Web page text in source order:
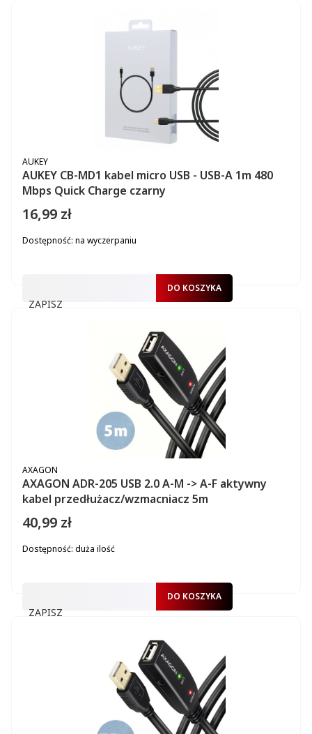
AUKEY CB-MD1 kabel micro USB - USB-A 1m 480
Mbps Quick Charge czarny
PRODUCENT
AUKEY
Cena
16,99 zł
Dostępność: na wyczerpaniu
ZAPISZ
DO KOSZYKA
AXAGON ADR-205 USB 2.0 A-M -> A-F aktywny
kabel przedłużacz/wzmacniacz 5m
PRODUCENT
AXAGON
Cena
40,99 zł
Dostępność: duża ilość
ZAPISZ
DO KOSZYKA